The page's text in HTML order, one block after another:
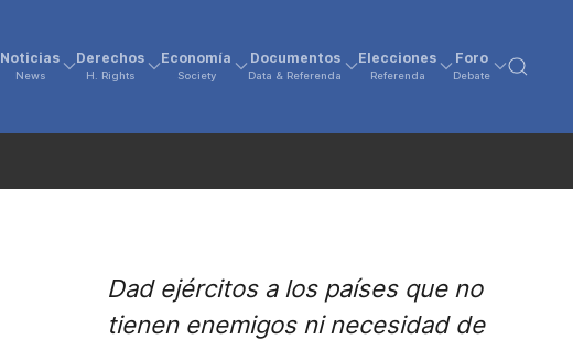
Noticias
News
Derechos
H. Rights
Economía
Society
Documentos
Data & Referenda
Elecciones
Referenda
Foro
Debate
Dad ejércitos a los países que no
tienen enemigos ni necesidad de